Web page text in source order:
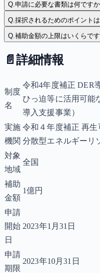
Q.申請に必要な書類は何ですか
Q.採択されるためのポイントは
Q.補助金額の上限はいくらで
📄 詳細情報
制度
名
令和4年度補正 DER
ひっ迫等に活用可能
導入支援事業）
実施
機関
令和４年度補正 再
分散型エネルギーリ
対象
地域
全国
補助
金額
1億円
申請
開始
日
2023年1月31日
申請
期限
2023年10月31日